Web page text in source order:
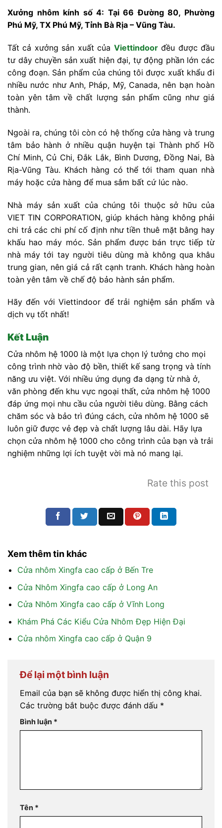
Xưởng nhôm kính số 4: Tại 66 Đường 80, Phường
Phú Mỹ, TX Phú Mỹ, Tỉnh Bà Rịa – Vũng Tàu.
Tất cả xưởng sản xuất của Viettindoorđều được đầu
tư dây chuyền sản xuất hiện đại, tự động phần lớn các
công đoạn. Sản phẩm của chúng tôi được xuất khẩu đi
nhiều nước như Anh, Pháp, Mỹ, Canada, nên bạn hoàn
toàn yên tâm về chất lượng sản phẩm cũng như giá
thành.
Ngoài ra, chúng tôi còn có hệ thống cửa hàng và trung
tâm bảo hành ở nhiều quận huyện tại Thành phố Hồ
Chí Minh, Củ Chi, Đắk Lắk, Bình Dương, Đồng Nai, Bà
Rịa-Vũng Tàu. Khách hàng có thể tới tham quan nhà
máy hoặc cửa hàng để mua sắm bất cứ lúc nào.
Nhà máy sản xuất của chúng tôi thuộc sở hữu của
VIET TIN CORPORATION, giúp khách hàng không phải
chi trả các chi phí cố định như tiền thuê mặt bằng hay
khấu hao máy móc. Sản phẩm được bán trực tiếp từ
nhà máy tới tay người tiêu dùng mà không qua khâu
trung gian, nên giá cả rất cạnh tranh. Khách hàng hoàn
toàn yên tâm về chế độ bảo hành sản phẩm.
Hãy đến với Viettindoor để trải nghiệm sản phẩm và
dịch vụ tốt nhất!
Kết Luận
Cửa nhôm hệ 1000 là một lựa chọn lý tưởng cho mọi
công trình nhờ vào độ bền, thiết kế sang trọng và tính
năng ưu việt. Với nhiều ứng dụng đa dạng từ nhà ở,
văn phòng đến khu vực ngoại thất, cửa nhôm hệ 1000
đáp ứng mọi nhu cầu của người tiêu dùng. Bằng cách
chăm sóc và bảo trì đúng cách, cửa nhôm hệ 1000 sẽ
luôn giữ được vẻ đẹp và chất lượng lâu dài. Hãy lựa
chọn cửa nhôm hệ 1000 cho công trình của bạn và trải
nghiệm những lợi ích tuyệt vời mà nó mang lại.
Rate this post
Xem thêm tin khác
Cửa nhôm Xingfa cao cấp ở Bến Tre
Cửa Nhôm Xingfa cao cấp ở Long An
Cửa Nhôm Xingfa cao cấp ở Vĩnh Long
Khám Phá Các Kiểu Cửa Nhôm Đẹp Hiện Đại
Cửa nhôm Xingfa cao cấp ở Quận 9
Để lại một bình luận
Email của bạn sẽ không được hiển thị công khai.
Các trường bắt buộc được đánh dấu *
Bình luận *
Tên *